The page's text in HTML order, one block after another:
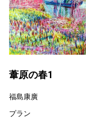
葦原の春1
福島康廣
プラン